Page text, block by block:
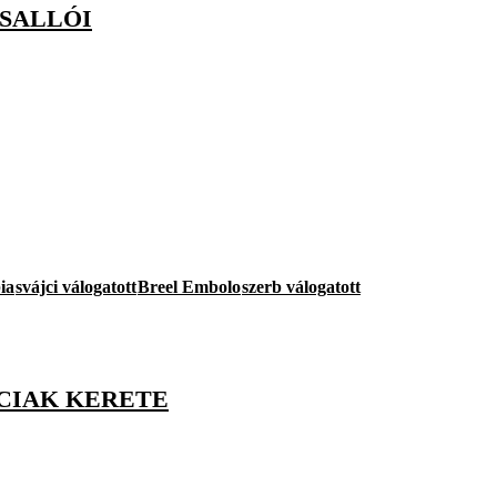
svájci válogatottBreel Emboloszerb válogatott
KERETE